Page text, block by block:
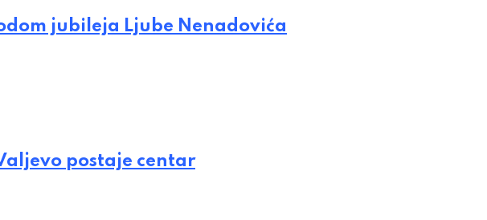
jubileja Ljube Nenadovića
postaje centar